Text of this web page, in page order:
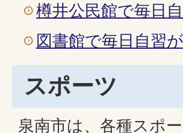
樽井公民館で毎日
図書館で毎日自習
スポーツ
泉南市は、各種スポ